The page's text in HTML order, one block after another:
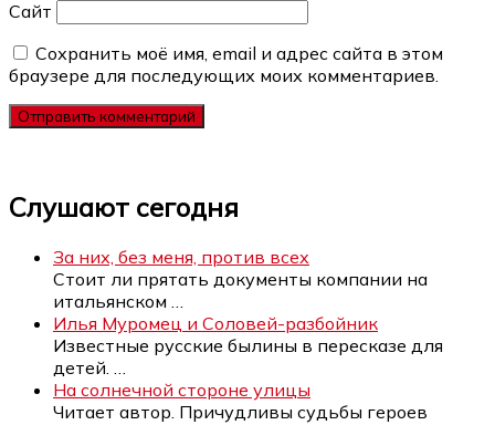
Сайт
Сохранить моё имя, email и адрес сайта в этом
браузере для последующих моих комментариев.
Слушают сегодня
За них, без меня, против всех
Стоит ли прятать документы компании на
итальянском
Илья Муромец и Соловей-разбойник
Известные русские былины в пересказе для
детей.
На солнечной стороне улицы
Читает автор. Причудливы судьбы героев